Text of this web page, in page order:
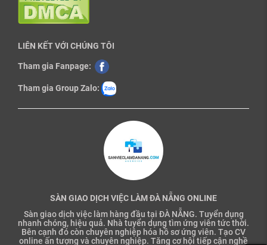
LIÊN KẾT VỚI CHÚNG TÔI
Tham gia Fanpage:
Tham gia Group Zalo:
SÀN GIAO DỊCH VIỆC LÀM ĐÀ NẴNG ONLINE
Sàn giao dịch việc làm hàng đầu tại ĐÀ NẴNG. Tuyển dụng
nhanh chóng, hiệu quả. Nhà tuyển dụng tìm ứng viên tức thời.
Bên cạnh đó còn chuyên nghiệp hóa hồ sơ ứng viên. Tạo CV
online ấn tượng và chuyên nghiệp. Tăng cơ hội tiếp cận nghề